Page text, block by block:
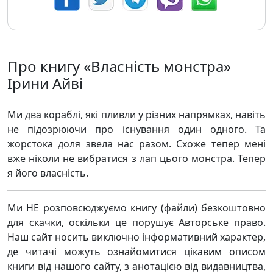
Про книгу «Власність монстра»
Ірини Айві
Ми два кораблі, які пливли у різних напрямках, навіть
не підозрюючи про існування один одного. Та
жорстока доля звела нас разом. Схоже тепер мені
вже ніколи не вибратися з лап цього монстра. Тепер
я його власність.
Ми НЕ розповсюджуємо книгу (файли) безкоштовно
для скачки, оскільки це порушує Авторське право.
Наш сайт носить виключно інформативний характер,
де читачі можуть ознайомитися цікавим описом
книги від нашого сайту, з анотацією від видавництва,